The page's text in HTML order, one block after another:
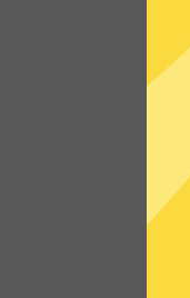
“